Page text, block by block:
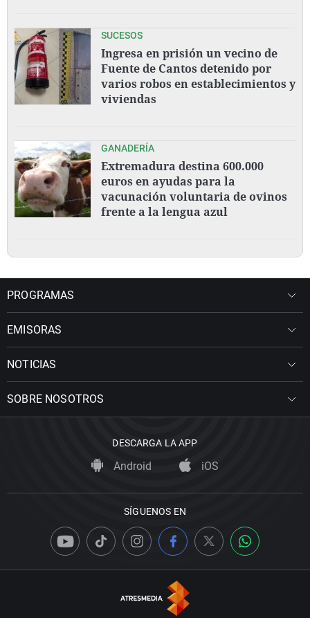
SUCESOS
Ingresa en prisión un vecino de
Fuente de Cantos detenido por
varios robos en establecimientos y
viviendas
GANADERÍA
Extremadura destina 600.000
euros en ayudas para la
vacunación voluntaria de ovinos
frente a la lengua azul
PROGRAMAS
EMISORAS
NOTICIAS
SOBRE NOSOTROS
DESCARGA LA APP
Android iOS
SÍGUENOS EN